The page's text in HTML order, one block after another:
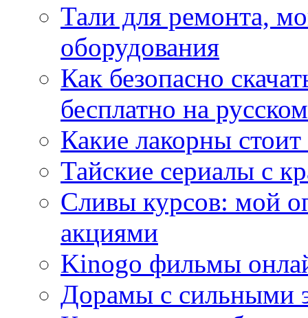
Тали для ремонта,
оборудования
Как безопасно
бесплатно на
Какие лакорны
Тайские сериалы с
Сливы курсов: мой
акциями
Kinogo фильмы
Дорамы с сильными